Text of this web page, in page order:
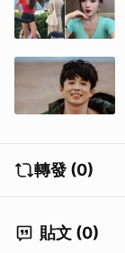
轉發 (0)
貼文 (0)